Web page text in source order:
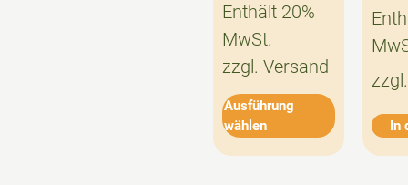
Enthält 20%
MwSt.
zzgl. Versand
Ausführung
wählen
In